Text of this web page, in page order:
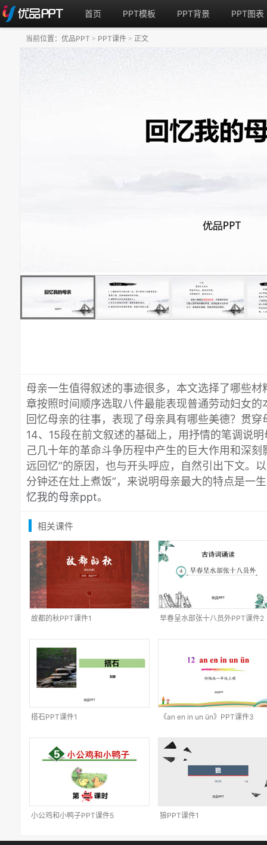
首页 PPT模板 PPT背景 PPT图表
母亲一生值得叙述的事迹很多，本文选择了哪些
章按照时间顺序选取八件最能表现普通劳动妇女
回忆母亲的往事，表现了母亲具有哪些美德？贯
14、15段在前文叙述的基础上，用抒情的笔调说
己几十年的革命斗争历程中产生的巨大作用和深
远回忆”的原因，也与开头呼应，自然引出下文。
分钟还在灶上煮饭”，来说明母亲最大的特点是一
忆我的母亲ppt。
当前位置： 优品PPT > PPT课件 > 正文
相关课件
故都的秋PPT课件1 早春呈水部张十八员外PPT课件2
搭石PPT课件1 《an en in un ün》PPT课件3
小公鸡和小鸭子PPT课件5 狼PPT课件1